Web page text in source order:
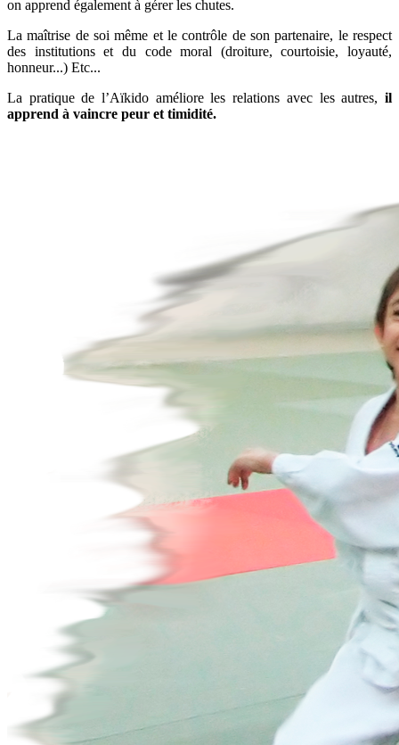
on apprend également à gérer les chutes.
La maîtrise de soi même et le contrôle de son partenaire, le respect
des institutions et du code moral (droiture, courtoisie, loyauté,
honneur...) Etc...
La pratique de l’Aïkido améliore les relations avec les autres, il
apprend à vaincre peur et timidité.